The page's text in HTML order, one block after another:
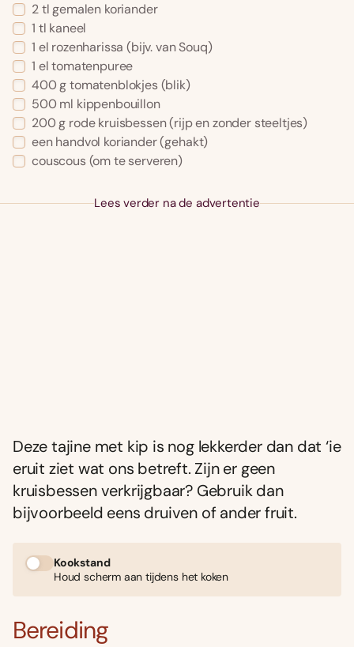
2 tl gemalen koriander
1 tl kaneel
1 el rozenharissa (bijv. van Souq)
1 el tomatenpuree
400 g tomatenblokjes (blik)
500 ml kippenbouillon
200 g rode kruisbessen (rijp en zonder steeltjes)
een handvol koriander (gehakt)
couscous (om te serveren)
Lees verder na de advertentie
Deze tajine met kip is nog lekkerder dan dat ‘ie
eruit ziet wat ons betreft. Zijn er geen
kruisbessen verkrijgbaar? Gebruik dan
bijvoorbeeld eens druiven of ander fruit.
Kookstand
Houd scherm aan tijdens het koken
Bereiding